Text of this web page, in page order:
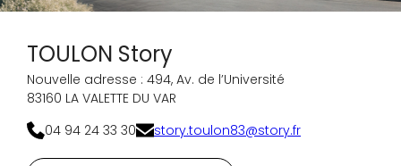
TOULON Story
Nouvelle adresse : 494, Av. de l’Université
83160 LA VALETTE DU VAR
04 94 24 33 30
story.toulon83@story.fr